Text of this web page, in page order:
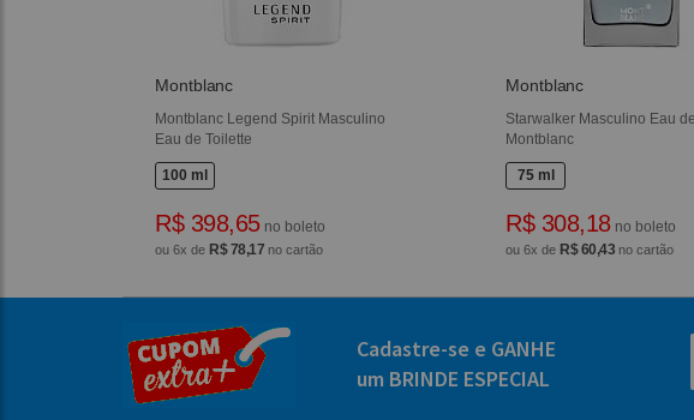
Montblanc
Montblanc Legend Spirit Masculino
Eau de Toilette
100 ml
R$ 398,65no boleto
ou 6x de R$ 78,17 no cartão
Montblanc
Starwalker Masculino Eau
Montblanc
75 ml
R$ 308,18no boleto
ou 6x de R$ 60,43 no cartão
Cadastre-se e GANHE
um BRINDE ESPECIAL